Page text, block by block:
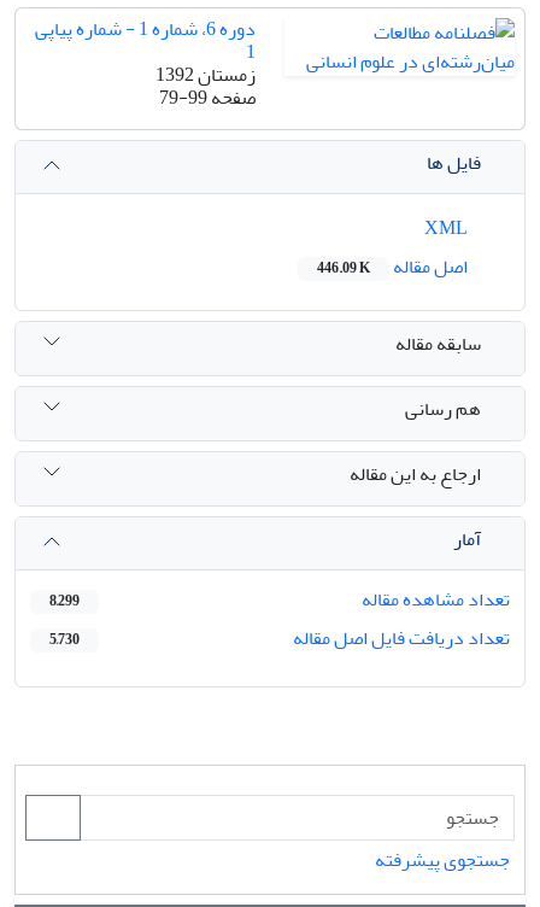
دوره 6، شماره 1 - شماره پیاپی
1
زمستان 1392
صفحه79-99
فایل ها
اصل مقاله
446.09 K
سابقه مقاله
هم رسانی
ارجاع به این مقاله
آمار
تعداد مشاهده مقاله
8,299
تعداد دریافت فایل اصل مقاله 5,730
جستجوی پیشرفته